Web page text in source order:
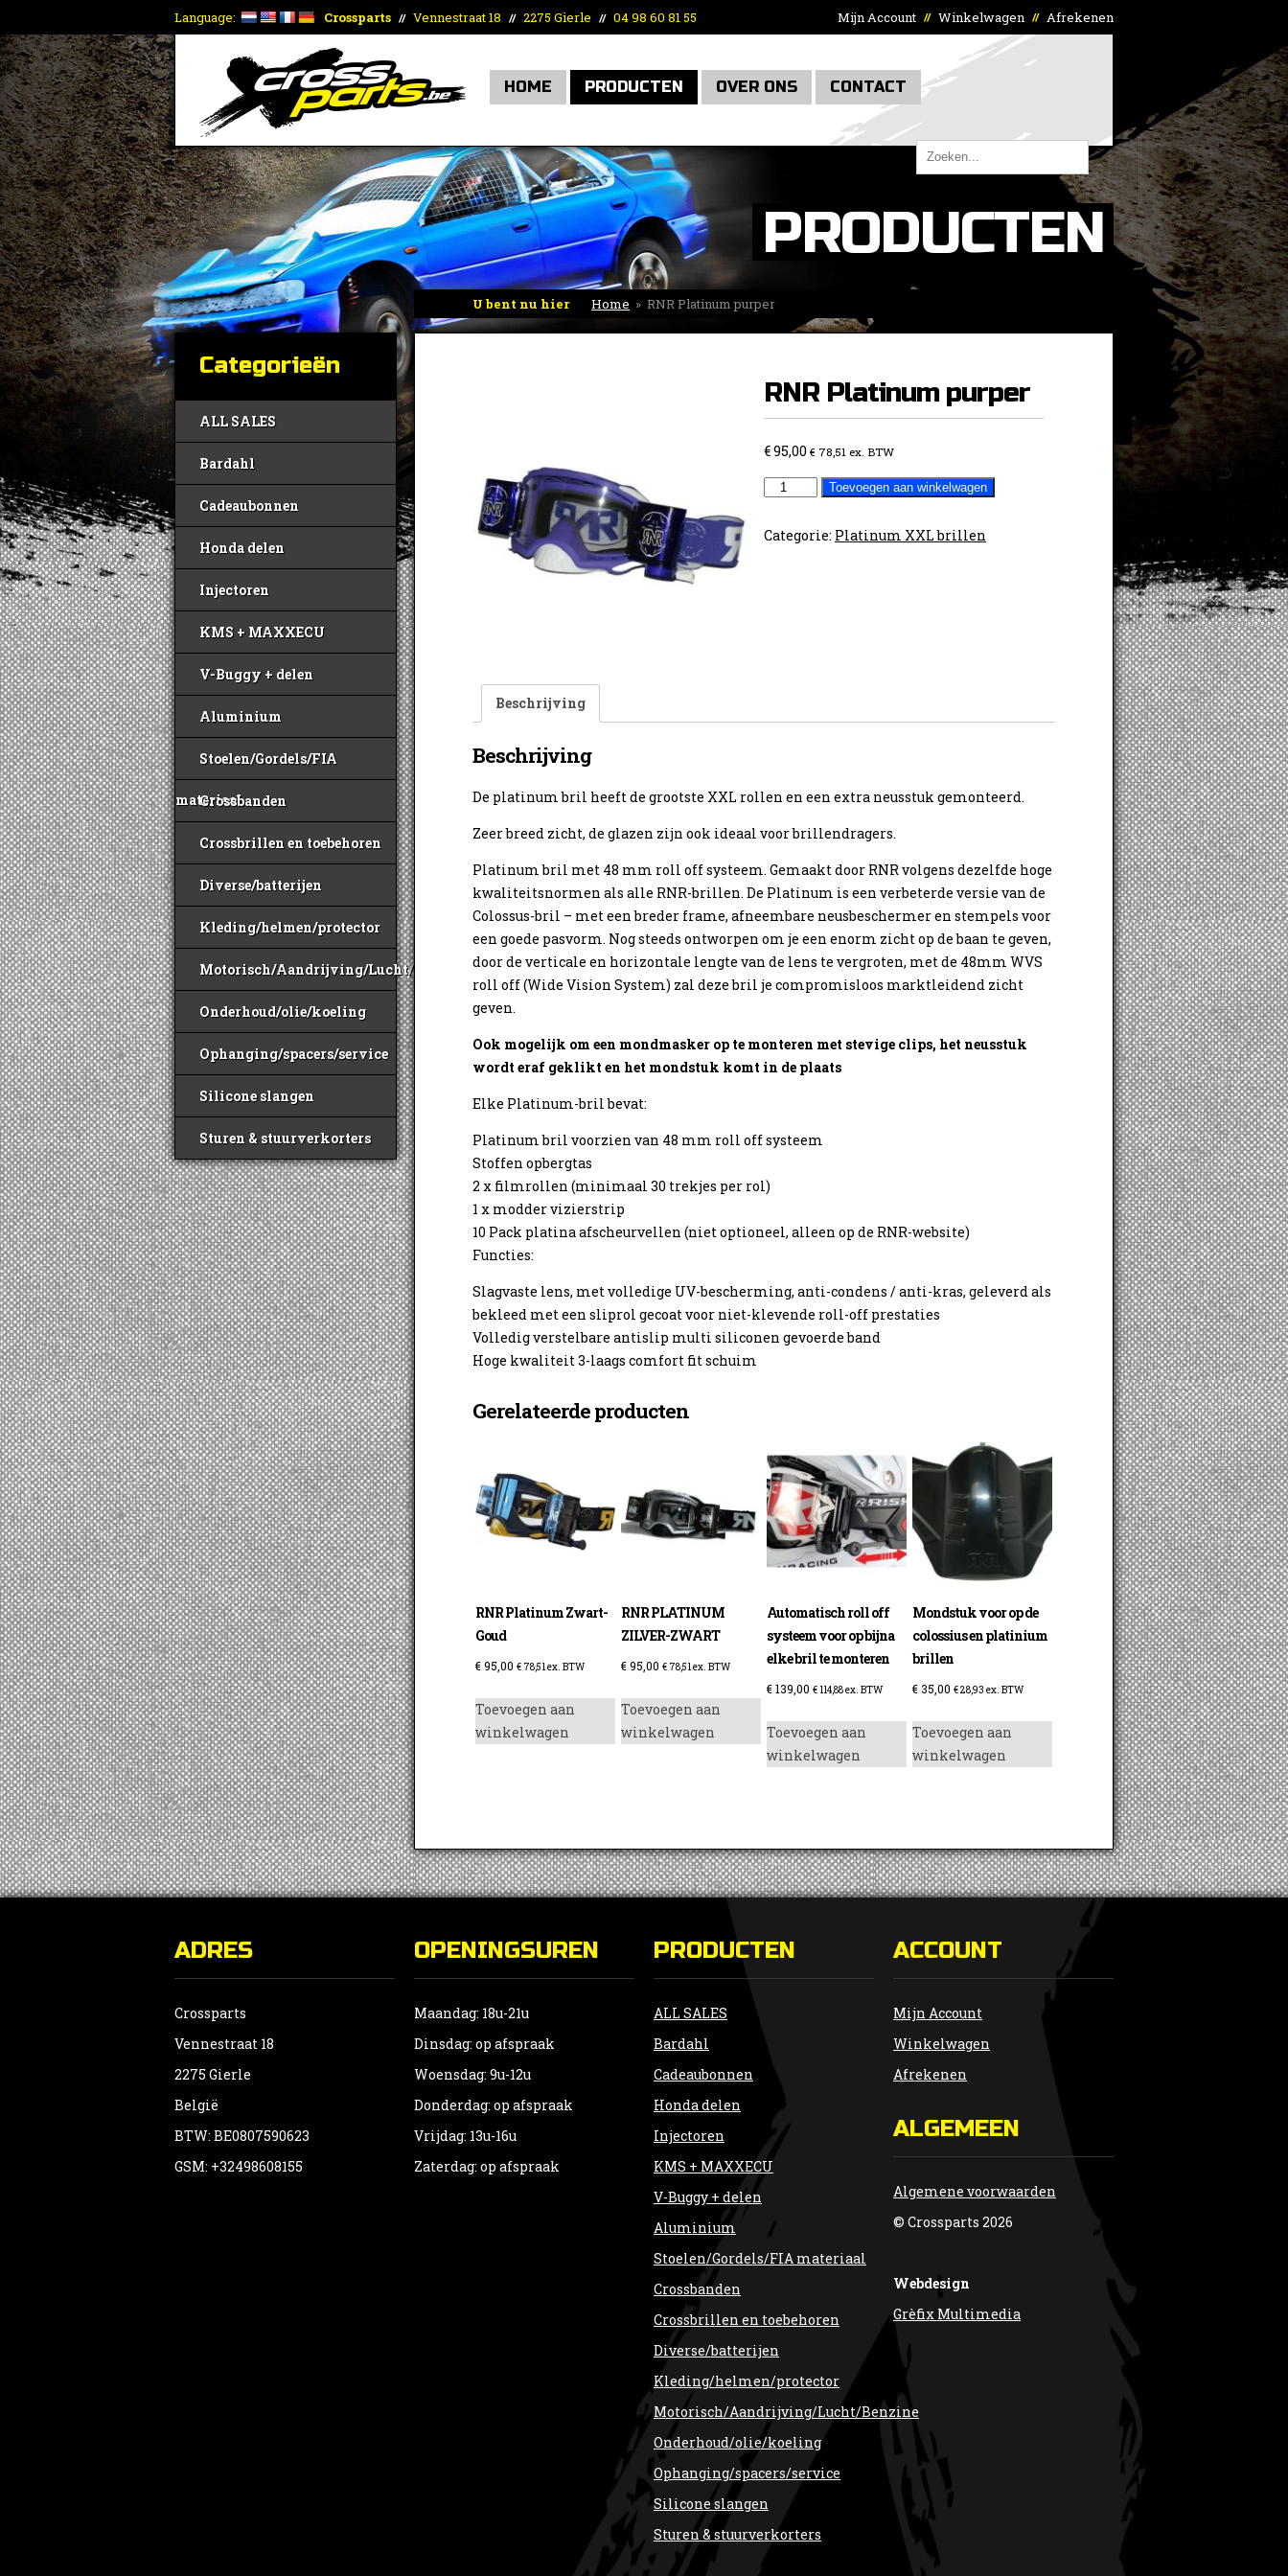
Language: Crossparts // Vennestraat 18 // 2275 Gierle // 04 98 60 81 55 Mijn Account // Winkelwagen // Afrekenen
HOME PRODUCTEN OVER ONS CONTACT
PRODUCTEN
U bent nu hier Home » RNR Platinum purper
Categorieën
ALL SALES
Bardahl
Cadeaubonnen
Honda delen
Injectoren
KMS + MAXXECU
V-Buggy + delen
Aluminium
Stoelen/Gordels/FIA
materiaal
Crossbanden
Crossbrillen en toebehoren
Diverse/batterijen
Kleding/helmen/protector
Motorisch/Aandrijving/Lucht/Benzine
Onderhoud/olie/koeling
Ophanging/spacers/service
Silicone slangen
Sturen & stuurverkorters
RNR Platinum purper
€95,00 € 78,51ex. BTW
RNR
purper
Toevoegen aan winkelwagen
Categorie: Platinum XXL brillen
Beschrijving
Beschrijving
De platinum bril heeft de grootste XXL rollen en een extra neusstuk gemonteerd.
Zeer breed zicht, de glazen zijn ook ideaal voor brillendragers.
Platinum bril met 48 mm roll off systeem. Gemaakt door RNR volgens dezelfde hoge
kwaliteitsnormen als alle RNR-brillen. De Platinum is een verbeterde versie van de
Colossus-bril – met een breder frame, afneembare neusbeschermer en stempels voor
een goede pasvorm. Nog steeds ontworpen om je een enorm zicht op de baan te geven,
door de verticale en horizontale lengte van de lens te vergroten, met de 48mm WVS
roll off (Wide Vision System) zal deze bril je compromisloos marktleidend zicht
geven.
Ook mogelijk om een mondmasker op te monteren met stevige clips, het neusstuk
wordt eraf geklikt en het mondstuk komt in de plaats
Elke Platinum-bril bevat:
Platinum bril voorzien van 48 mm roll off systeem
Stoffen opbergtas
2 x filmrollen (minimaal 30 trekjes per rol)
1 x modder vizierstrip
10 Pack platina afscheurvellen (niet optioneel, alleen op de RNR-website)
Functies:
Slagvaste lens, met volledige UV-bescherming, anti-condens / anti-kras, geleverd als
bekleed met een sliprol gecoat voor niet-klevende roll-off prestaties
Volledig verstelbare antislip multi siliconen gevoerde band
Hoge kwaliteit 3-laags comfort fit schuim
Gerelateerde producten
RNR Platinum Zwart-
Goud
€95,00 € 78,51ex. BTW
Toevoegen aan
winkelwagen
RNR PLATINUM
ZILVER-ZWART
€95,00 € 78,51ex. BTW
Toevoegen aan
winkelwagen
Automatisch roll off
systeem voor op bijna
elke bril te monteren
€139,00 €114,88ex. BTW
Toevoegen aan
winkelwagen
Mondstuk voor op de
colossius en platinium
brillen
€35,00 €28,93 ex. BTW
Toevoegen aan
winkelwagen
ADRES
Crossparts
Vennestraat 18
2275 Gierle
België
BTW: BE0807590623
GSM: +32498608155
OPENINGSUREN
Maandag: 18u-21u
Dinsdag: op afspraak
Woensdag: 9u-12u
Donderdag: op afspraak
Vrijdag: 13u-16u
Zaterdag: op afspraak
PRODUCTEN
ALL SALES
Bardahl
Cadeaubonnen
Honda delen
Injectoren
KMS + MAXXECU
V-Buggy + delen
Aluminium
Stoelen/Gordels/FIA materiaal
Crossbanden
Crossbrillen en toebehoren
Diverse/batterijen
Kleding/helmen/protector
Motorisch/Aandrijving/Lucht/Benzine
Onderhoud/olie/koeling
Ophanging/spacers/service
Silicone slangen
Sturen & stuurverkorters
ACCOUNT
Mijn Account
Winkelwagen
Afrekenen
ALGEMEEN
Algemene voorwaarden
© Crossparts 2026
Webdesign
Grèfix Multimedia